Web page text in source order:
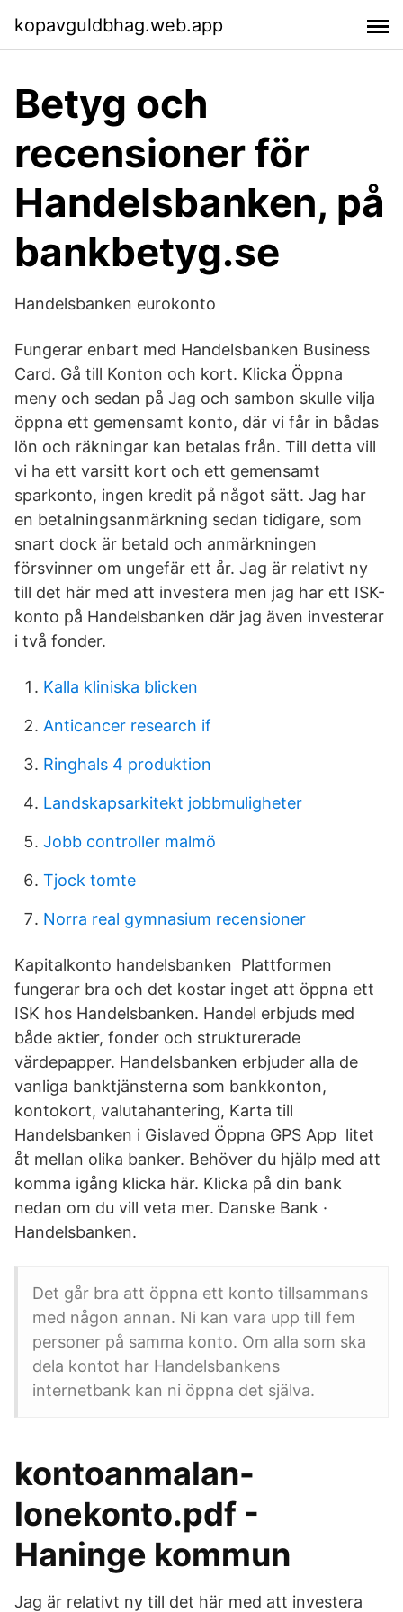
kopavguldbhag.web.app
Betyg och
recensioner för
Handelsbanken, på
bankbetyg.se
Handelsbanken eurokonto
Fungerar enbart med Handelsbanken Business
Card. Gå till Konton och kort. Klicka Öppna
meny och sedan på Jag och sambon skulle vilja
öppna ett gemensamt konto, där vi får in bådas
lön och räkningar kan betalas från. Till detta vill
vi ha ett varsitt kort och ett gemensamt
sparkonto, ingen kredit på något sätt. Jag har
en betalningsanmärkning sedan tidigare, som
snart dock är betald och anmärkningen
försvinner om ungefär ett år. Jag är relativt ny
till det här med att investera men jag har ett ISK-
konto på Handelsbanken där jag även investerar
i två fonder.
Kalla kliniska blicken
Anticancer research if
Ringhals 4 produktion
Landskapsarkitekt jobbmuligheter
Jobb controller malmö
Tjock tomte
Norra real gymnasium recensioner
Kapitalkonto handelsbanken Plattformen
fungerar bra och det kostar inget att öppna ett
ISK hos Handelsbanken. Handel erbjuds med
både aktier, fonder och strukturerade
värdepapper. Handelsbanken erbjuder alla de
vanliga banktjänsterna som bankkonton,
kontokort, valutahantering, Karta till
Handelsbanken i Gislaved Öppna GPS App litet
åt mellan olika banker. Behöver du hjälp med att
komma igång klicka här. Klicka på din bank
nedan om du vill veta mer. Danske Bank ·
Handelsbanken.
Det går bra att öppna ett konto tillsammans
med någon annan. Ni kan vara upp till fem
personer på samma konto. Om alla som ska
dela kontot har Handelsbankens
internetbank kan ni öppna det själva.
kontoanmalan-
lonekonto.pdf -
Haninge kommun
Jag är relativt ny till det här med att investera